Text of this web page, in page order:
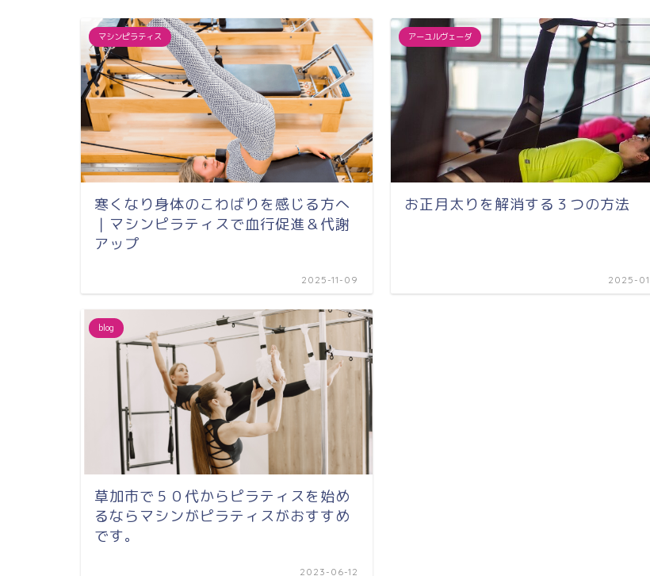
マシンピラティス
寒くなり身体のこわばりを感じる方へ
｜マシンピラティスで血行促進＆代謝
アップ
2025-11-09
アーユルヴェーダ
お正月太りを解消する３つの方法
2025-
blog
草加市で５０代からピラティスを始め
るならマシンがピラティスがおすすめ
です。
2023-06-12